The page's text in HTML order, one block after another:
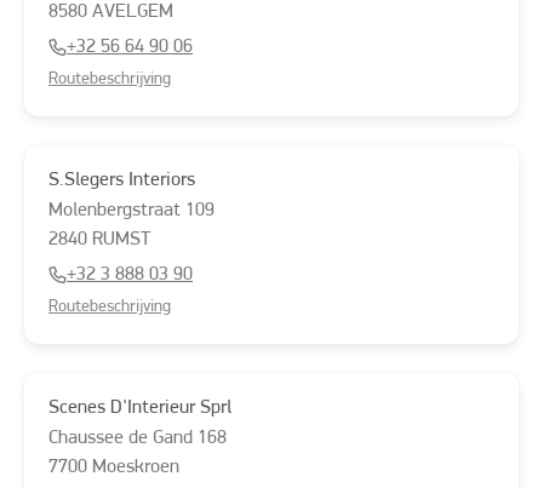
8580 AVELGEM
+32 56 64 90 06
Routebeschrijving
S.Slegers Interiors
Molenbergstraat 109
2840 RUMST
+32 3 888 03 90
Routebeschrijving
Scenes D'Interieur Sprl
Chaussee de Gand 168
7700 Moeskroen